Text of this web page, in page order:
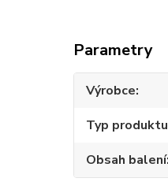
Parametry
Výrobce
Typ produktu
Obsah balení